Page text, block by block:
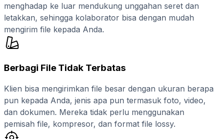
menghadap ke luar mendukung unggahan seret dan
letakkan, sehingga kolaborator bisa dengan mudah
mengirim file kepada Anda.
Berbagi File Tidak Terbatas
Klien bisa mengirimkan file besar dengan ukuran berapa
pun kepada Anda, jenis apa pun termasuk foto, video,
dan dokumen. Mereka tidak perlu menggunakan
pemisah file, kompresor, dan format file lossy.